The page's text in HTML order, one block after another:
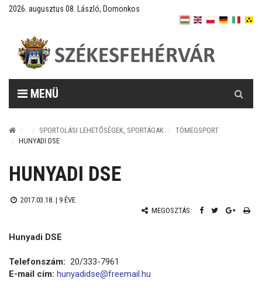
2026. augusztus 08. László, Domonkos
MENÜ
SPORTOLÁSI LEHETŐSÉGEK, SPORTÁGAK
TÖMEGSPORT
HUNYADI DSE
HUNYADI DSE
2017.03.18. | 9 ÉVE
MEGOSZTÁS:
Hunyadi DSE
Telefonszám: 20/333-7961
E-mail cím: hunyadidse@freemail.hu